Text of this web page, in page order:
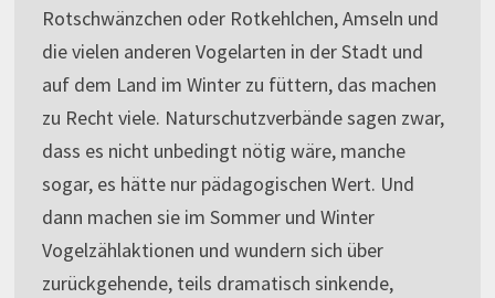
Rotschwänzchen oder Rotkehlchen, Amseln und
die vielen anderen Vogelarten in der Stadt und
auf dem Land im Winter zu füttern, das machen
zu Recht viele. Naturschutzverbände sagen zwar,
dass es nicht unbedingt nötig wäre, manche
sogar, es hätte nur pädagogischen Wert. Und
dann machen sie im Sommer und Winter
Vogelzählaktionen und wundern sich über
zurückgehende, teils dramatisch sinkende,